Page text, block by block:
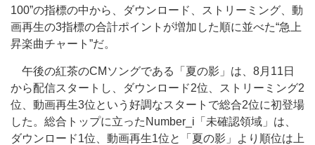
100”の指標の中から、ダウンロード、ストリーミング、動
画再生の3指標の合計ポイントが増加した順に並べた“急上
昇楽曲チャート”だ。
午後の紅茶のCMソングである「夏の影」は、8月11日
から配信スタートし、ダウンロード2位、ストリーミング2
位、動画再生3位という好調なスタートで総合2位に初登場
した。総合トップに立ったNumber_i「未確認領域」は、
ダウンロード1位、動画再生1位と「夏の影」より順位は上